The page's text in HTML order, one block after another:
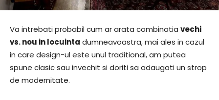
Va intrebati probabil cum ar arata combinatia vechi
vs. nou in locuinta dumneavoastra, mai ales in cazul
in care design-ul este unul traditional, am putea
spune clasic sau invechit si doriti sa adaugati un strop
de modernitate.